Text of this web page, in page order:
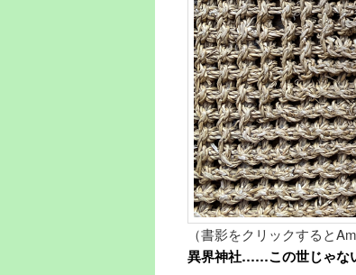
（書影をクリックすると
異界神社……この世じゃな